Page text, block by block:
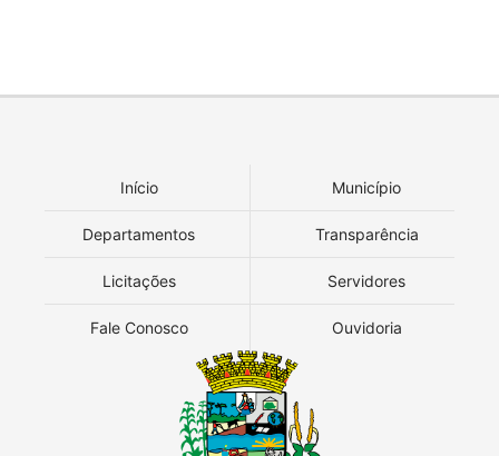
Início Município
Departamentos Transparência
Licitações Servidores
Fale Conosco Ouvidoria